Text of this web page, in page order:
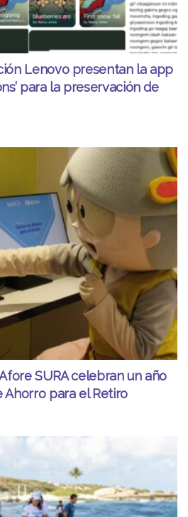
Lenovo presentan la app
para la preservación de
SURA celebran un año
para el Retiro